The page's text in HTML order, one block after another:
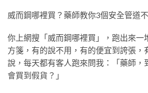
威而鋼哪裡買？藥師教你3個安全管道
你上網搜「威而鋼哪裡買」，跑出來一
方箋，有的說不用，有的便宜到誇張，
說，每天都有客人跑來問我：「藥師，
會買到假貨？」